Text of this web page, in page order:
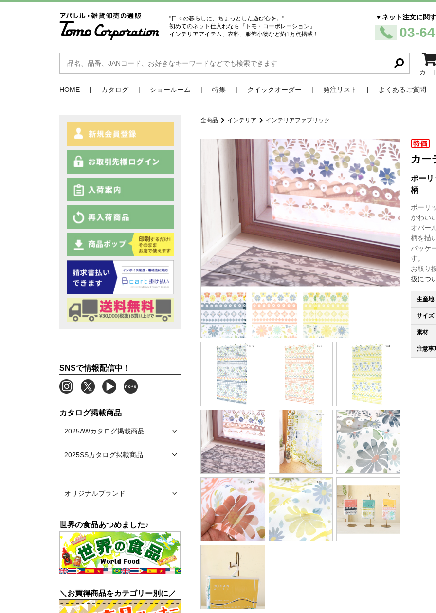
"日々の暮らしに、ちょっとした遊び心を。"
初めてのネット仕入れなら『トモ・コーポレーション』
インテリアアイテム、衣料、服飾小物など約1万点掲載！
▼ネット注文に関
03-
カー
HOME カタログ ショールーム 特集 クイックオーダー 発注リスト よくあるご質問
全商品 インテリア インテリアファブリック
カ
ポーリ
柄
ポーリ
かわい
オパー
柄を描
パッケ
す。
お取り
扱につ
生産地
サイズ
素材
注意事
SNSで情報配信中！
カタログ掲載商品
2025AWカタログ掲載商品
2025SSカタログ掲載商品
オリジナルブランド
世界の食品あつめました♪
＼お買得商品をカテゴリー別に／